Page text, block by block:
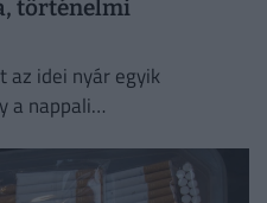
történelmi
az idei nyár egyik
a nappali